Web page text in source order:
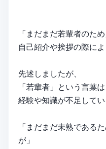
「まだまだ若輩者のた
自己紹介や挨拶の際によ
先述しましたが、
「若輩者」という言葉は
経験や知識が不足して
「まだまだ未熟である
が」